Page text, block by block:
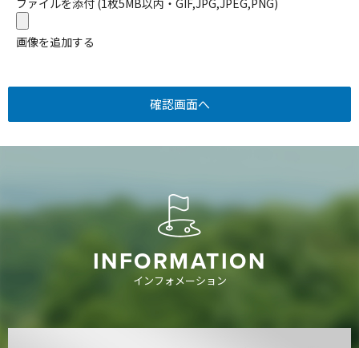
ファイルを添付 (1枚5MB以内・GIF,JPG,JPEG,PNG)
画像を追加する
INFORMATION
インフォメーション